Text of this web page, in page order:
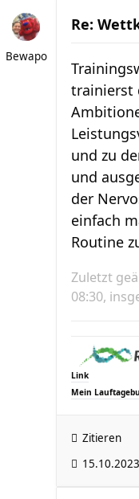
Bewapo
Re:
trainierst
und zu
und
der
einfach
Routine
Zuletzt
08:30,
Link
Mein
Zitieren